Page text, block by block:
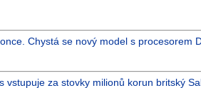
Chystá se nový model s procesorem
vstupuje za stovky milionů korun britský